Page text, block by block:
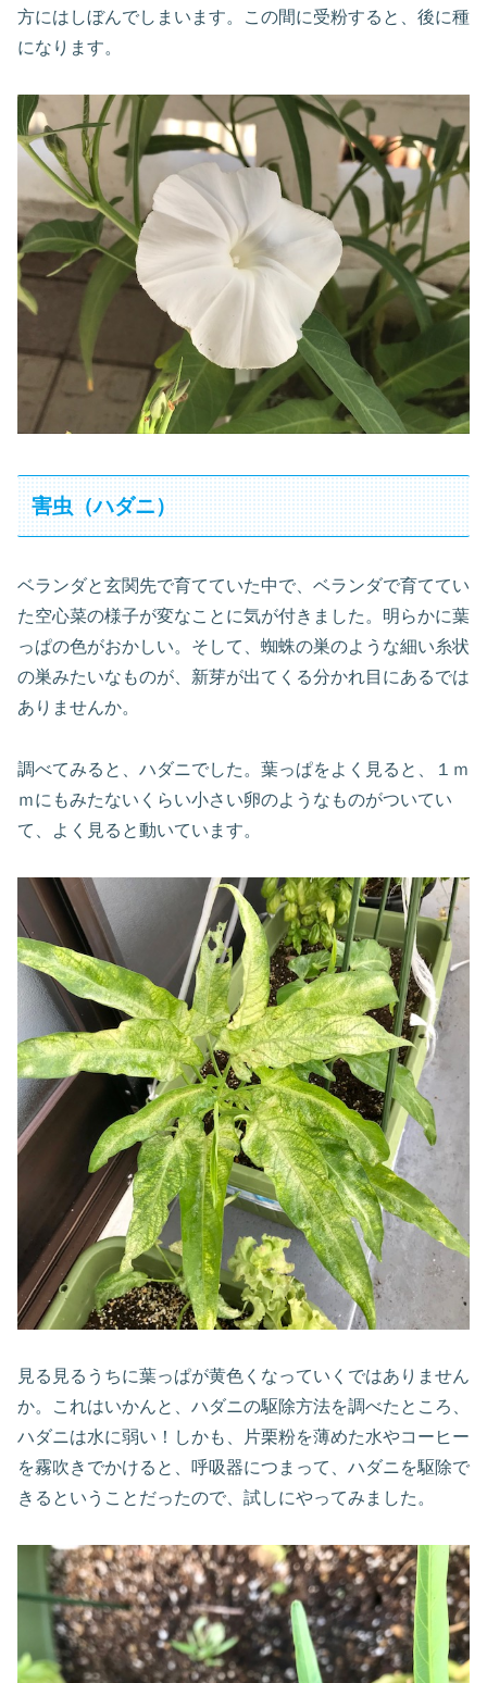
方にはしぼんでしまいます。この間に受粉すると、後に種
になります。
害虫（ハダニ）
ベランダと玄関先で育てていた中で、ベランダで育ててい
た空心菜の様子が変なことに気が付きました。明らかに葉
っぱの色がおかしい。そして、蜘蛛の巣のような細い糸状
の巣みたいなものが、新芽が出てくる分かれ目にあるでは
ありませんか。
調べてみると、ハダニでした。葉っぱをよく見ると、１ｍ
ｍにもみたないくらい小さい卵のようなものがついてい
て、よく見ると動いています。
見る見るうちに葉っぱが黄色くなっていくではありません
か。これはいかんと、ハダニの駆除方法を調べたところ、
ハダニは水に弱い！しかも、片栗粉を薄めた水やコーヒー
を霧吹きでかけると、呼吸器につまって、ハダニを駆除で
きるということだったので、試しにやってみました。